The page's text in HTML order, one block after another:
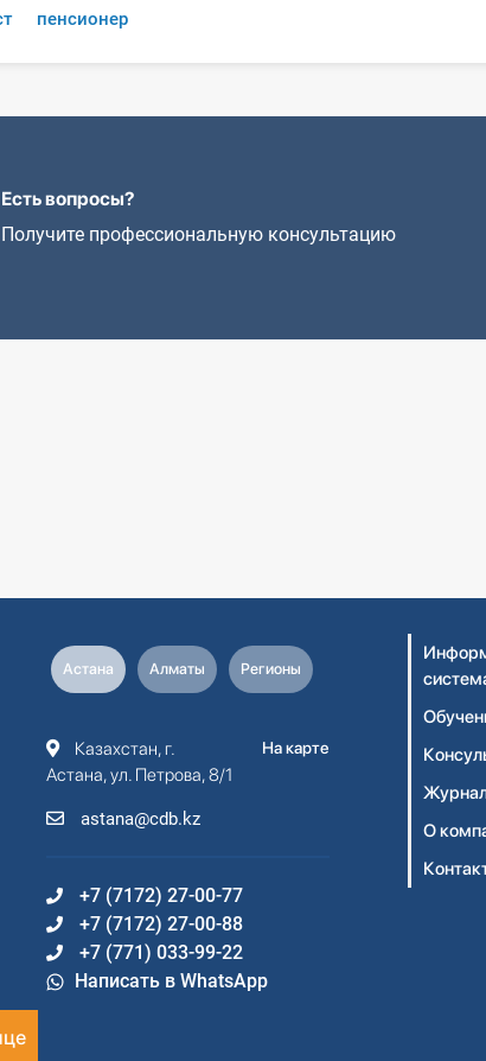
пенсионер
Есть вопросы?
Получите профессиональную консультацию
Астана Алматы Регионы
Казахстан, г.
Астана, ул. Петрова, 8/1
astana@cdb.kz
На карте
+7 (7172) 27-00-77
+7 (7172) 27-00-88
+7 (771) 033-99-22
Написать в WhatsApp
О